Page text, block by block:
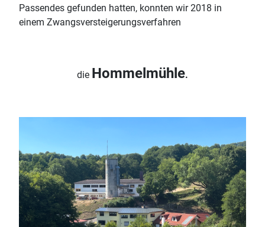
Passendes gefunden hatten, konnten wir 2018 in
einem Zwangsversteigerungsverfahren
die Hommelmühle.